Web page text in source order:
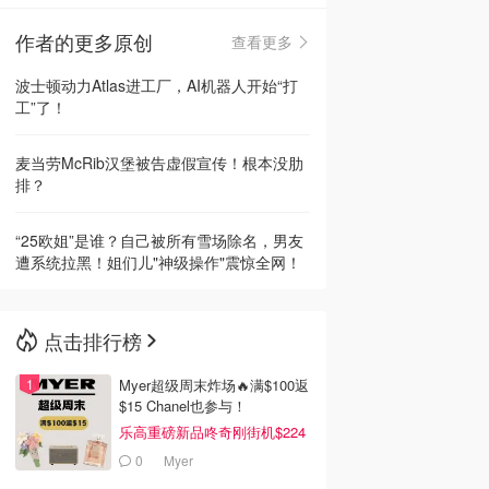
🇳🇿新西兰
作者的更多原创
查看更多
波士顿动力Atlas进工厂，AI机器人开始“打
工”了！
麦当劳McRib汉堡被告虚假宣传！根本没肋
排？
“25欧姐”是谁？自己被所有雪场除名，男友
遭系统拉黑！姐们儿"神级操作"震惊全网！
点击排行榜
Myer超级周末炸场🔥满$100返
$15 Chanel也参与！
乐高重磅新品咚奇刚街机$224
0 Myer